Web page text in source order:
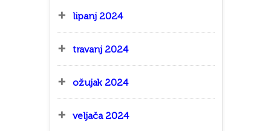
lipanj 2024
travanj 2024
ožujak 2024
veljača 2024